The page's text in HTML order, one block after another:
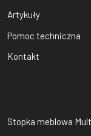
Artykuły
Pomoc techniczna
Kontakt
Stopka meblowa